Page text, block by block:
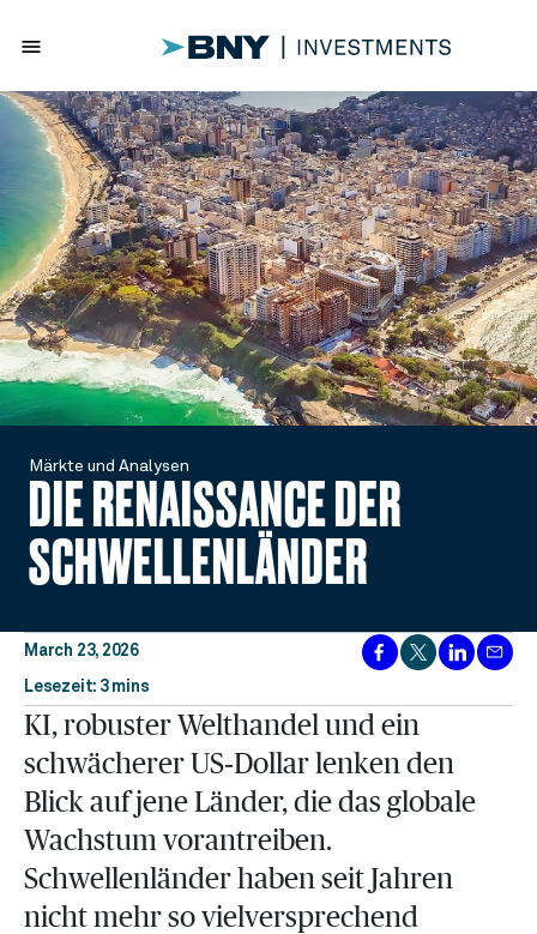
menu
Märkte und Analysen
DIE RENAISSANCE DER
SCHWELLENLÄNDER
March 23, 2026
Lesezeit: 3 mins
KI, robuster Welthandel und ein
schwächerer US‑Dollar lenken den
Blick auf jene Länder, die das globale
Wachstum vorantreiben.
Schwellenländer haben seit Jahren
nicht mehr so vielversprechend